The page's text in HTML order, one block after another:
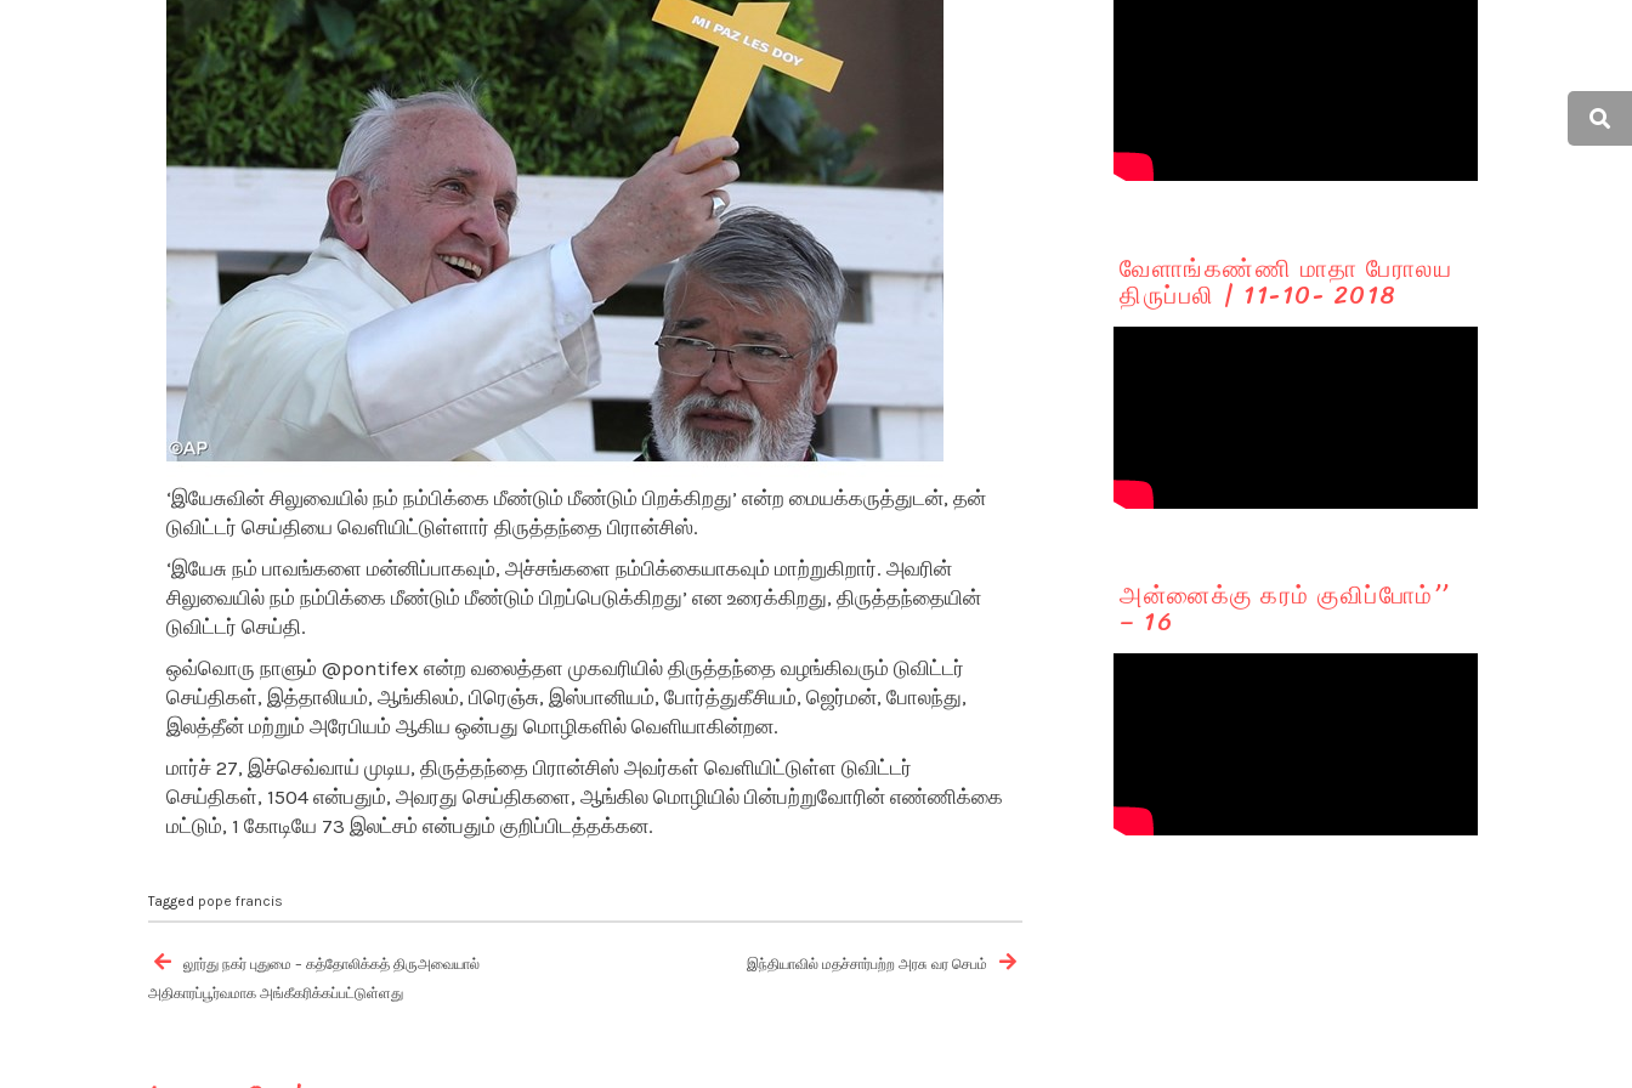
‘இயேசுவின் சிலுவையில் நம் நம்பிக்கை மீண்டும் மீண்டும் பிறக்கிறது’ என்ற மையக்கருத்துடன், தன்
டுவிட்டர் செய்தியை வெளியிட்டுள்ளார் திருத்தந்தை பிரான்சிஸ்.
‘இயேசு நம் பாவங்களை மன்னிப்பாகவும், அச்சங்களை நம்பிக்கையாகவும் மாற்றுகிறார். அவரின்
சிலுவையில் நம் நம்பிக்கை மீண்டும் மீண்டும் பிறப்பெடுக்கிறது’ என உரைக்கிறது, திருத்தந்தையின்
டுவிட்டர் செய்தி.
ஒவ்வொரு நாளும் @pontifex என்ற வலைத்தள முகவரியில் திருத்தந்தை வழங்கிவரும் டுவிட்டர்
செய்திகள், இத்தாலியம், ஆங்கிலம், பிரெஞ்சு, இஸ்பானியம், போர்த்துகீசியம், ஜெர்மன், போலந்து,
இலத்தீன் மற்றும் அரேபியம் ஆகிய ஒன்பது மொழிகளில் வெளியாகின்றன.
மார்ச் 27, இச்செவ்வாய் முடிய, திருத்தந்தை பிரான்சிஸ் அவர்கள் வெளியிட்டுள்ள டுவிட்டர்
செய்திகள், 1504 என்பதும், அவரது செய்திகளை, ஆங்கில மொழியில் பின்பற்றுவோரின் எண்ணிக்கை
மட்டும், 1 கோடியே 73 இலட்சம் என்பதும் குறிப்பிடத்தக்கன.
Tagged pope francis
Post
navigation
லூர்து நகர் புதுமை – கத்தோலிக்கத் திருஅவையால்
அதிகாரப்பூர்வமாக அங்கீகரிக்கப்பட்டுள்ளது
இந்தியாவில் மதச்சார்பற்ற அரசு வர செபம்
வேளாங்கண்ணி மாதா பேராலய
திருப்பலி | 11-10- 2018
அன்னைக்கு கரம் குவிப்போம்’’
– 16